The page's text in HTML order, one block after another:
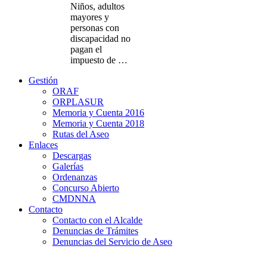
Niños, adultos
mayores y
personas con
discapacidad no
pagan el
impuesto de …
Gestión
ORAF
ORPLASUR
Memoria y Cuenta 2016
Memoria y Cuenta 2018
Rutas del Aseo
Enlaces
Descargas
Galerías
Ordenanzas
Concurso Abierto
CMDNNA
Contacto
Contacto con el Alcalde
Denuncias de Trámites
Denuncias del Servicio de Aseo